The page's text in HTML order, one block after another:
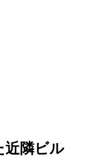
近隣ビル